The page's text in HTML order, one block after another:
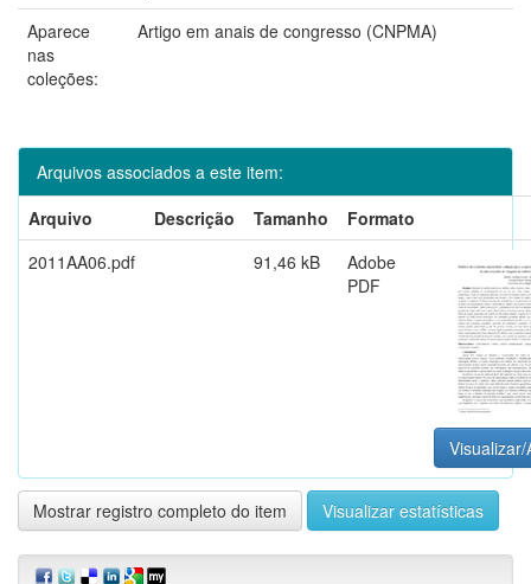
Aparece
nas
coleções:
Artigo em anais de congresso (CNPMA)
Arquivos associados a este item:
Arquivo
Descrição Tamanho
Formato
2011AA06.pdf
91,46 kB
Adobe
PDF
Visualizar/
Mostrar registro completo do item Visualizar estatísticas